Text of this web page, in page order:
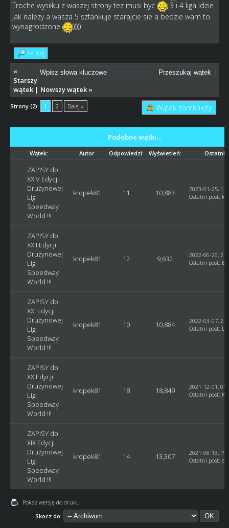
Troche wysiłku z waszej strony tez musi byc
3 i 4 liga idzie
jak nalezy a wasza 5 szfankuje starajcie sie a bedzie wam to
wynagrodzone
)))))
Szukaj
«
Starszy
wątek| Nowszy wątek»
Strony (2): 1 2 Dalej » Wątek zamknięty
Podobne wątki…
Wątek: Autor Odpowiedzi: Wyświetleń: Ostatni
ZAPISY do
XXIV Edycji
Drużynowej
Ligi
Speedway
World !!!
kropek81 11 10,883
2023-01-25,
Ostatni post:
ZAPISY do
XXII Edycji
Drużynowej
Ligi
Speedway
World !!!
kropek81 12 9,632
2022-06-26,
Ostatni post:
ZAPISY do
XXI Edycji
Drużynowej
Ligi
Speedway
World !!!
kropek81 10 10,884
2022-03-07,
Ostatni post:
ZAPISY do
XX Edycji
Drużynowej
Ligi
Speedway
World !!!
kropek81 18 18,849
2021-12-01,
Ostatni post:
ZAPISY do
XIX Edycji
Drużynowej
Ligi
Speedway
World !!!
kropek81 14 13,307
2021-08-13,
Ostatni post:
Pokaż wersję do druku
Skocz do: